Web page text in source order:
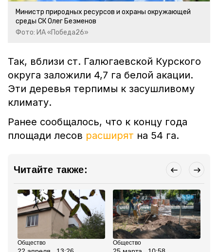
Министр природных ресурсов и охраны окружающей
среды СК Олег Безменов
Фото: ИА «Победа26»
Так, вблизи ст. Галюгаевской Курского
округа заложили 4,7 га белой акации.
Эти деревья терпимы к засушливому
климату.
Ранее сообщалось, что к концу года
площади лесов расширят на 54 га.
Читайте также:
Общество Общество